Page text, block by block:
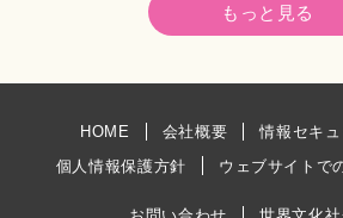
もっと見る
HOME 会社概要
情報セキ
個人情報保護方針
ウェブサイトで